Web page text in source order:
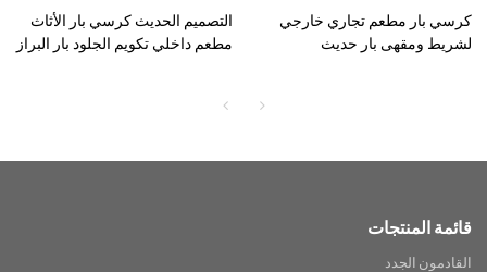
كرسي بار مطعم تجاري خارجي
لشريط ومقهى بار حديث
التصميم الحديث كرسي بار الأثاث
مطعم داخلي تكويم الجلود بار البراز
قائمة المنتجات
القادمون الجدد